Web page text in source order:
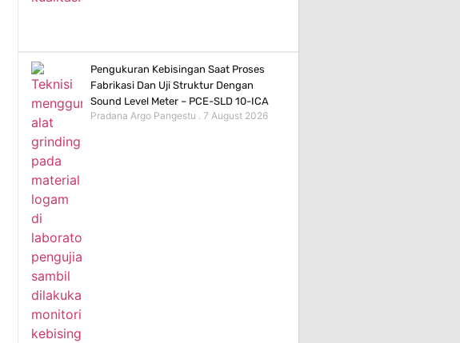
Pengukuran Kebisingan Saat Proses
Fabrikasi Dan Uji Struktur Dengan
Sound Level Meter – PCE-SLD 10-ICA
Pradana Argo Pangestu
7 August 2026